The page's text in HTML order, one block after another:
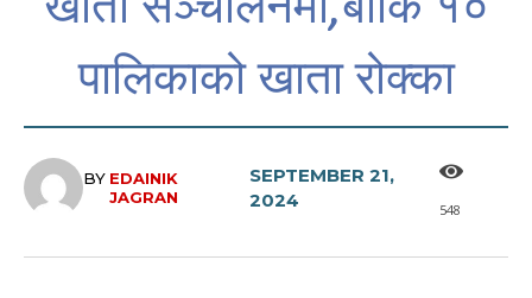
पालिकाको खाता रोक्का
BY EDAINIK
JAGRAN
SEPTEMBER 21,
2024
548